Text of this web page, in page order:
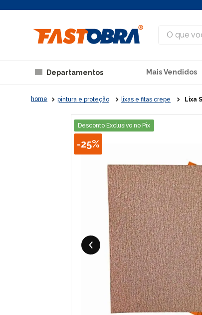
O que você
Departamentos Mais Vendidos
pintura e proteção lixas e fitas crepe Lixa
Desconto Exclusivo no Pix
-25%